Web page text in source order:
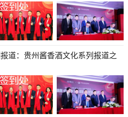
道：贵州酱香酒文化系列报道之